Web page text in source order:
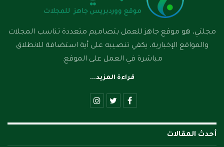
مجلتي، هو موقع جاهز للعمل بتصاميم متعددة تناسب المجلات
والمواقع الإخبارية، يكفي تنصيبه على أية استضافة للانطلاق
مباشرة في العمل على الموقع.
قراءة المزيد...
أحدث المقالات